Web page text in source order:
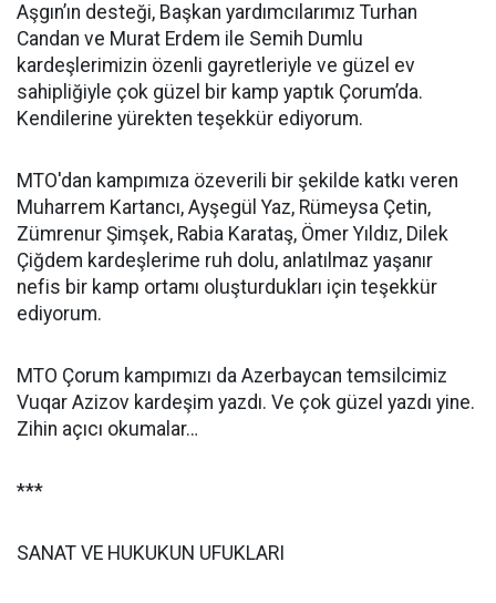
Aşgın’ın desteği, Başkan yardımcılarımız Turhan
Candan ve Murat Erdem ile Semih Dumlu
kardeşlerimizin özenli gayretleriyle ve güzel ev
sahipliğiyle çok güzel bir kamp yaptık Çorum’da.
Kendilerine yürekten teşekkür ediyorum.
MTO'dan kampımıza özeverili bir şekilde katkı veren
Muharrem Kartancı, Ayşegül Yaz, Rümeysa Çetin,
Zümrenur Şimşek, Rabia Karataş, Ömer Yıldız, Dilek
Çiğdem kardeşlerime ruh dolu, anlatılmaz yaşanır
nefis bir kamp ortamı oluşturdukları için teşekkür
ediyorum.
MTO Çorum kampımızı da Azerbaycan temsilcimiz
Vuqar Azizov kardeşim yazdı. Ve çok güzel yazdı yine.
Zihin açıcı okumalar…
***
SANAT VE HUKUKUN UFUKLARI